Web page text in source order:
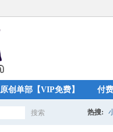
原创单部【VIP免费】 付
搜索 热搜: